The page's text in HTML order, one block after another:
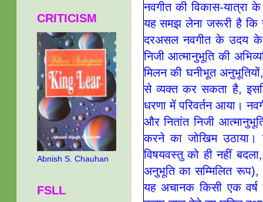
नवगीत की विकास-यात्रा
यह समझ लेना जरूरी है कि
दरअसल नवगीत के उदय के
निजी आत्मानुभूति की
मिलन की घनीभूत
से व्यक्त कर सकता है,
धरणा में परिवर्तन आया।
और नितांत निजी
करने का जोखिम उठाया।
विषयवस्तु को ही नहीं
अनुभूति का सम्मिलित रूप),
यह अचानक किसी एक वर्ष
CRITICISM
Abnish S. Chauhan
FSLL